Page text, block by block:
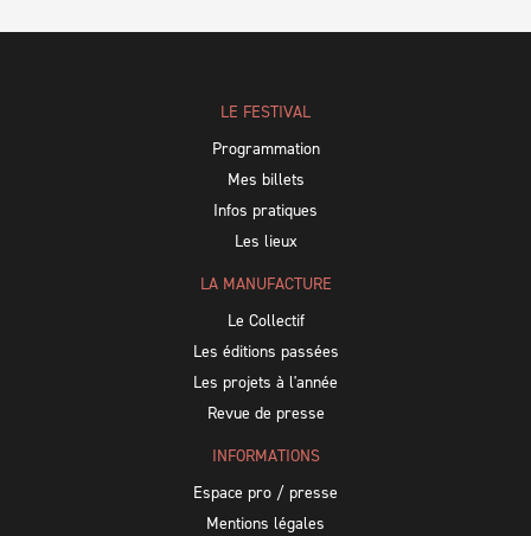
LE FESTIVAL
Programmation
Mes billets
Infos pratiques
Les lieux
LA MANUFACTURE
Le Collectif
Les éditions passées
Les projets à l'année
Revue de presse
INFORMATIONS
Espace pro / presse
Mentions légales